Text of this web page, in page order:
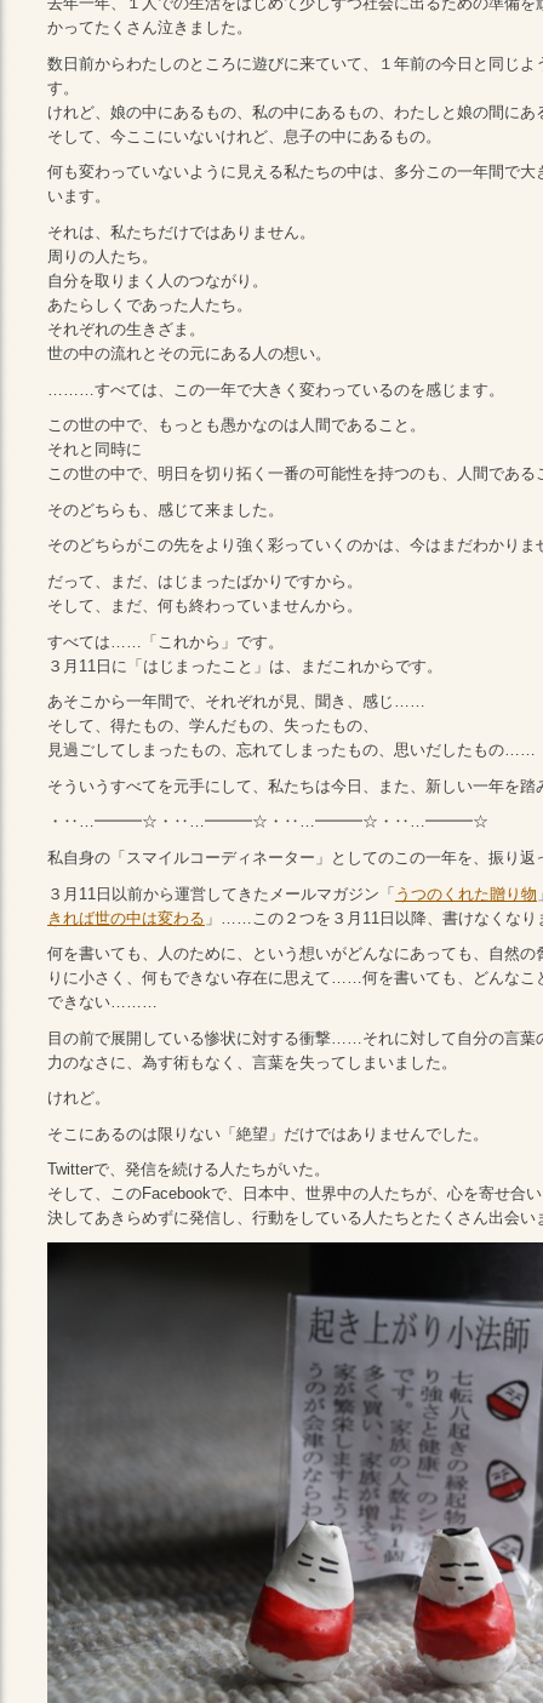
かってたくさん泣きました。
数日前からわたしのところに遊びに来ていて、１年前の今日と同じよ
す。
けれど、娘の中にあるもの、私の中にあるもの、わたしと娘の間にあ
そして、今ここにいないけれど、息子の中にあるもの。
何も変わっていないように見える私たちの中は、多分この一年間で大
います。
それは、私たちだけではありません。
周りの人たち。
自分を取りまく人のつながり。
あたらしくであった人たち。
それぞれの生きざま。
世の中の流れとその元にある人の想い。
………すべては、この一年で大きく変わっているのを感じます。
この世の中で、もっとも愚かなのは人間であること。
それと同時に
この世の中で、明日を切り拓く一番の可能性を持つのも、人間である
そのどちらも、感じて来ました。
そのどちらがこの先をより強く彩っていくのかは、今はまだわかりま
だって、まだ、はじまったばかりですから。
そして、まだ、何も終わっていませんから。
すべては……「これから」です。
３月11日に「はじまったこと」は、まだこれからです。
あそこから一年間で、それぞれが見、聞き、感じ……
そして、得たもの、学んだもの、失ったもの、
見過ごしてしまったもの、忘れてしまったもの、思いだしたもの……
そういうすべてを元手にして、私たちは今日、また、新しい一年を踏
・‥…━━━☆・‥…━━━☆・‥…━━━☆・‥…━━━☆
私自身の「スマイルコーディネーター」としてのこの一年を、振り返
３月11日以前から運営してきたメールマガジン「 うつのくれた贈り物
きれば世の中は変わる 」……この２つを３月11日以降、書けなくなり
何を書いても、人のために、という想いがどんなにあっても、自然の
りに小さく、何もできない存在に思えて……何を書いても、どんなこ
できない………
目の前で展開している惨状に対する衝撃……それに対して自分の言葉
力のなさに、為す術もなく、言葉を失ってしまいました。
けれど。
そこにあるのは限りない「絶望」だけではありませんでした。
Twitterで、発信を続ける人たちがいた。
そして、このFacebookで、日本中、世界中の人たちが、心を寄せ合
決してあきらめずに発信し、行動をしている人たちとたくさん出会い